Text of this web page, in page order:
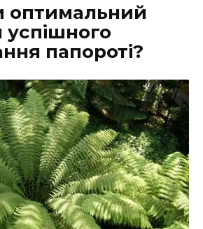
оптимальний
успішного
папороті?